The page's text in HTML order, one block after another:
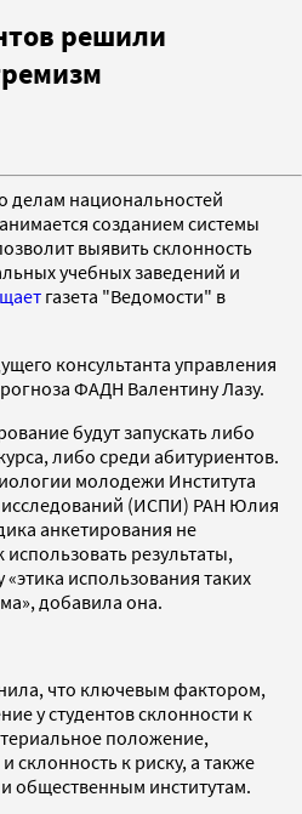
решили
делам национальностей
созданием системы
выявить склонность
учебных заведений и
газета "Ведомости" в
консультанта управления
ФАДН Валентину Лазу.
будут запускать либо
либо среди абитуриентов.
молодежи Института
(ИСПИ) РАН Юлия
анкетирования не
результаты,
использования таких
добавила она.
что ключевым фактором,
у студентов склонности к
положение,
склонность к риску, а также
общественным институтам.